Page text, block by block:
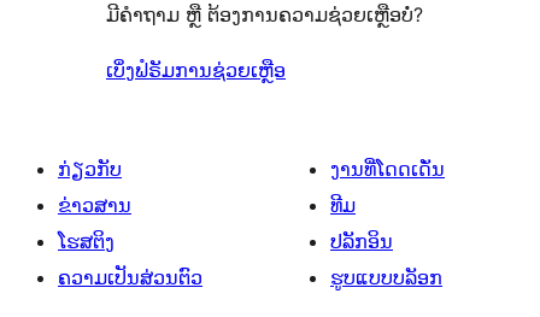
ມີຄຳຖາມ ຫຼື ຕ້ອງການຄວາມຊ່ວຍເຫຼືອບໍ່?
ເບິ່ງຟໍຣັມການຊ່ວຍເຫຼືອ
ກ່ຽວກັບ
ຂ່າວສານ
ໂຮສຕິງ
ຄວາມເປັນສ່ວນຕົວ
ງານທີ່ໂດດເດັ່ນ
ທີມ
ປລັກອິນ
ຮູບແບບບລັອກ